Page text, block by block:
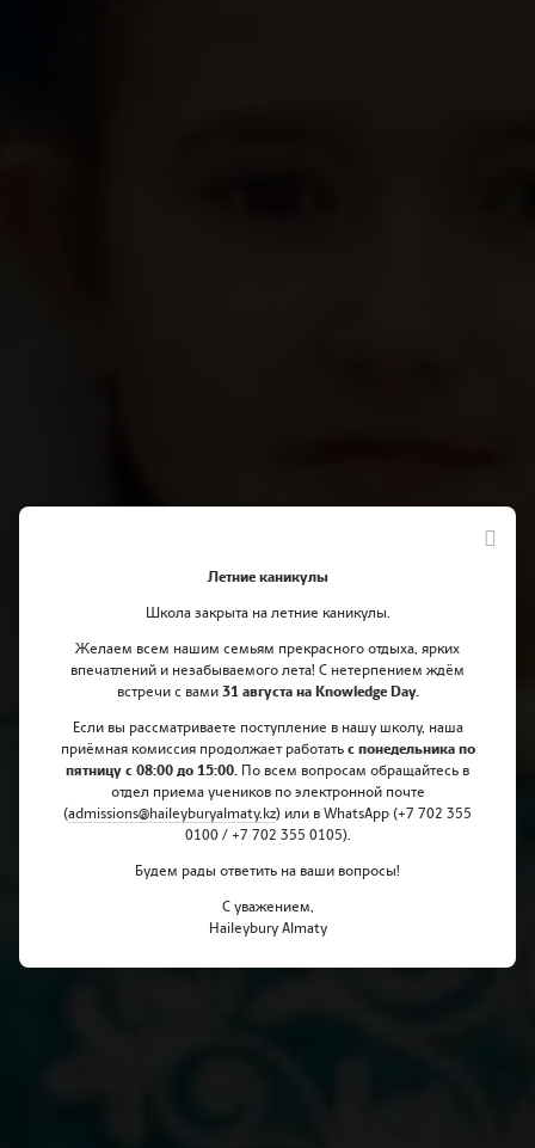
Отмечаем День независимости
Казахстана
Летние каникулы
Школа закрыта на летние каникулы.
Желаем всем нашим семьям прекрасного отдыха, ярких
впечатлений и незабываемого лета! С нетерпением ждём
встречи с вами 31 августа на Knowledge Day.
Если вы рассматриваете поступление в нашу школу, наша
приёмная комиссия продолжает работать с понедельника по
пятницу с 08:00 до 15:00. По всем вопросам обращайтесь в
отдел приема учеников по электронной почте
(admissions@haileyburyalmaty. kz) или в WhatsApp (+7 702 355
0100 / +7 702 355 0105).
Будем рады ответить на ваши вопросы!
С уважением,
Haileybury Almaty